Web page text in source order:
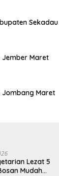
Sekadau
Jember Maret
Jombang Maret
Lezat 5
Mudah